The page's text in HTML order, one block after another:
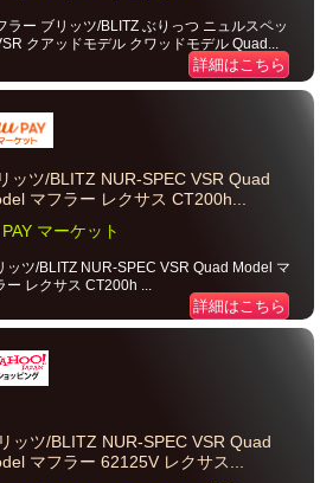
ラー ブリッツ/BLITZ ぶりっつ ニュルスペッ
クアッドモデル クワッドモデル Quad...
詳細はこちら
ッツ/BLITZ NUR-SPEC VSR Quad
マフラー レクサス CT200h...
マーケット
ッツ/BLITZ NUR-SPEC VSR Quad Model マ
ー レクサス CT200h ...
詳細はこちら
ッツ/BLITZ NUR-SPEC VSR Quad
マフラー 62125V レクサス...